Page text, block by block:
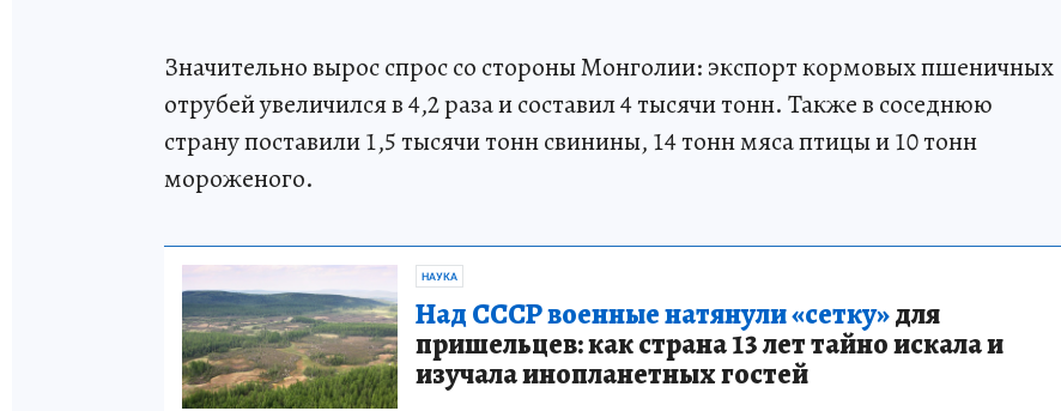
Значительно вырос спрос со стороны Монголии: экспорт кормовых пшеничных
отрубей увеличился в 4,2 раза и составил 4 тысячи тонн. Также в соседнюю
страну поставили 1,5 тысячи тонн свинины, 14 тонн мяса птицы и 10 тонн
мороженого.
НАУКА
Над СССР военные натянули «сетку»для
пришельцев: как страна 13 лет тайно искала и
изучала инопланетных гостей